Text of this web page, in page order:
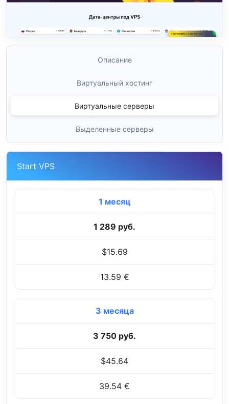
Описание
Виртуальный хостинг
Виртуальные серверы
Выделенные серверы
Start VPS
1 месяц
1 289 руб.
$15.69
13.59 €
3 месяца
3 750 руб.
$45.64
39.54 €